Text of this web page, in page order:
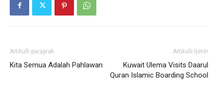
Artikulli paraprak
Kita Semua Adalah Pahlawan
Artikulli tjetër
Kuwait Ulema Visits Daarul
Quran Islamic Boarding School